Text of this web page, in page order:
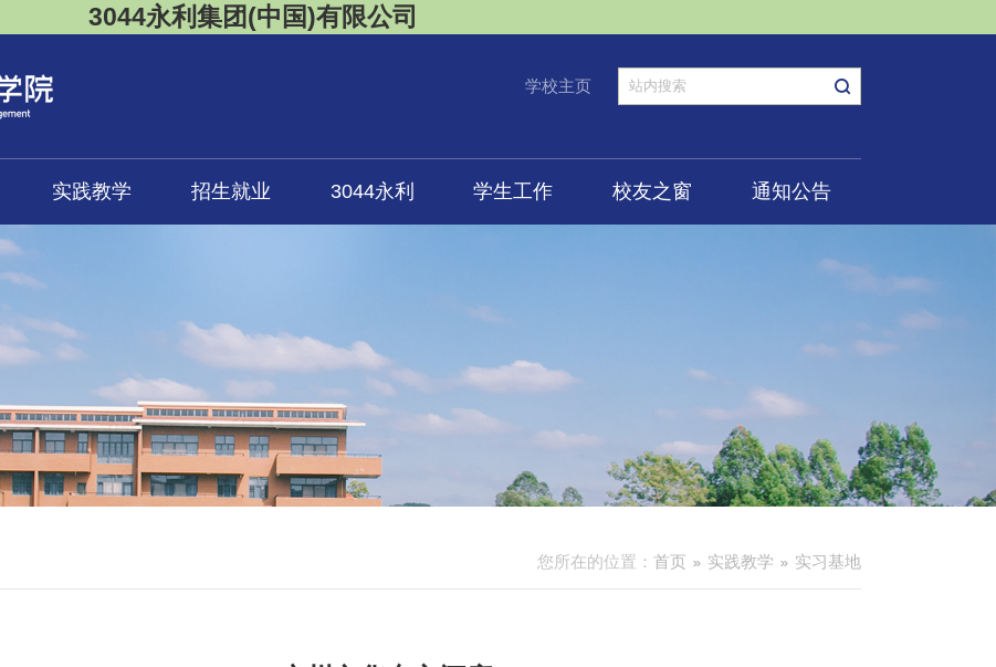
3044永利集团(中国)有限公司
学校主页
实践教学 招生就业 3044永利 学生工作 校友之窗 通知公告
您所在的位置： 首页 实践教学 实习基地